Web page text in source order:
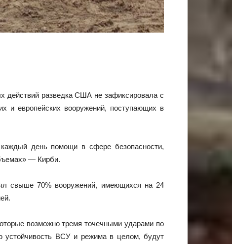
действий разведка США не зафиксировала с
и европейских вооружений, поступающих в
день помощи в сфере безопасности,
— Кирби.
свыше 70% вооружений, имеющихся на 24
возможно тремя точечными ударами по
устойчивость ВСУ и режима в целом, будут